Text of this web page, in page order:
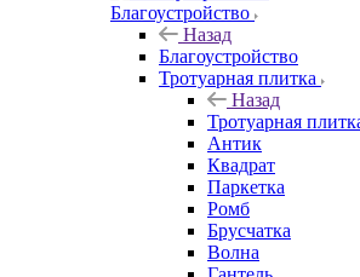
Благоустройство
Назад
Благоустройство
Тротуарная плитка
Назад
Тротуарная
Антик
Квадрат
Паркетка
Ромб
Брусчатка
Волна